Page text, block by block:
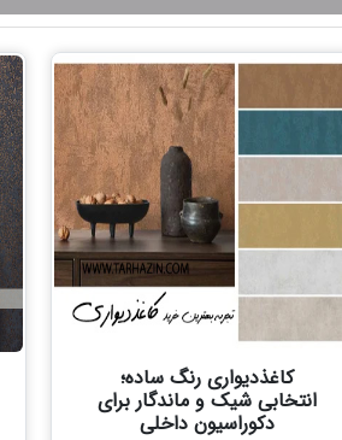
کاغذدیواری رنگ ساده؛
انتخابی شیک و ماندگار برای
دکوراسیون داخلی